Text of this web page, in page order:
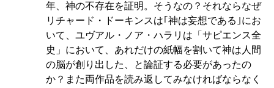
年、神の不存在を証明。そうなの？それならなぜ
リチャード・ドーキンスは｢神は妄想である｣にお
いて、ユヴアル・ノア・ハラリは「サピエンス全
史」において、あれだけの紙幅を割いて神は人間
の脳が創り出した、と論証する必要があったの
か？また両作品を読み返してみなければならなく